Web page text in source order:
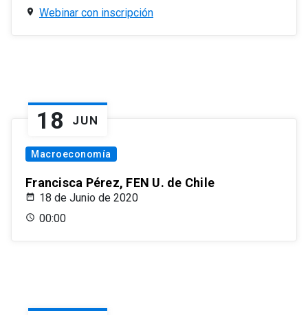
Webinar con inscripción
18 JUN
Macroeconomía
Francisca Pérez, FEN U. de Chile
18 de Junio de 2020
00:00